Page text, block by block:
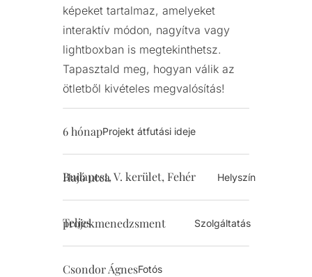
képeket tartalmaz, amelyeket
interaktív módon, nagyítva vagy
lightboxban is megtekinthetsz.
Tapasztald meg, hogyan válik az
ötletből kivételes megvalósítás!
6 hónapProjekt átfutási ideje
Budapest, V. kerület, Fehér Hajó utca Helyszín
Teljes projekmenedzsment Szolgáltatás
Csondor ÁgnesFotós